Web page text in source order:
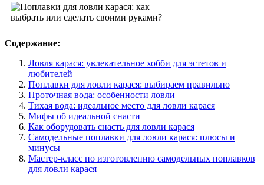
Содержание:
Ловля карася: увлекательное хобби для эстетов и
любителей
Поплавки для ловли карася: выбираем правильно
Проточная вода: особенности ловли
Тихая вода: идеальное место для ловли карася
Мифы об идеальной снасти
Как оборудовать снасть для ловли карася
Самодельные поплавки для ловли карася: плюсы и
минусы
Мастер-класс по изготовлению самодельных поплавков
для ловли карася